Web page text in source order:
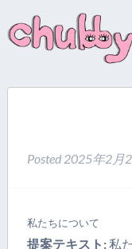
Posted 2025年2月
私たちについて
提案テキスト:私